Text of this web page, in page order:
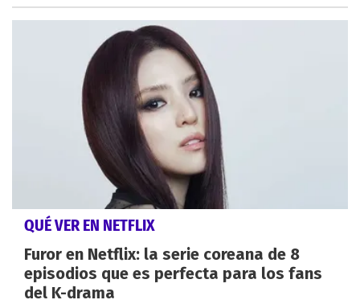
QUÉ VER EN NETFLIX
Furor en Netflix: la serie coreana de 8
episodios que es perfecta para los fans
del K-drama